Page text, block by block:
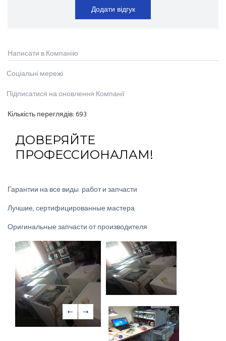
Додати відгук
Написати в Компанію
Соціальні мережі
Підписатися на оновлення Компанії
Кількість переглядів:693
ДОВЕРЯЙТЕ
ПРОФЕССИОНАЛАМ!
Гарантии на все виды работ и запчасти
Лучшие, сертифицированные мастера
Оригинальные запчасти от производителя